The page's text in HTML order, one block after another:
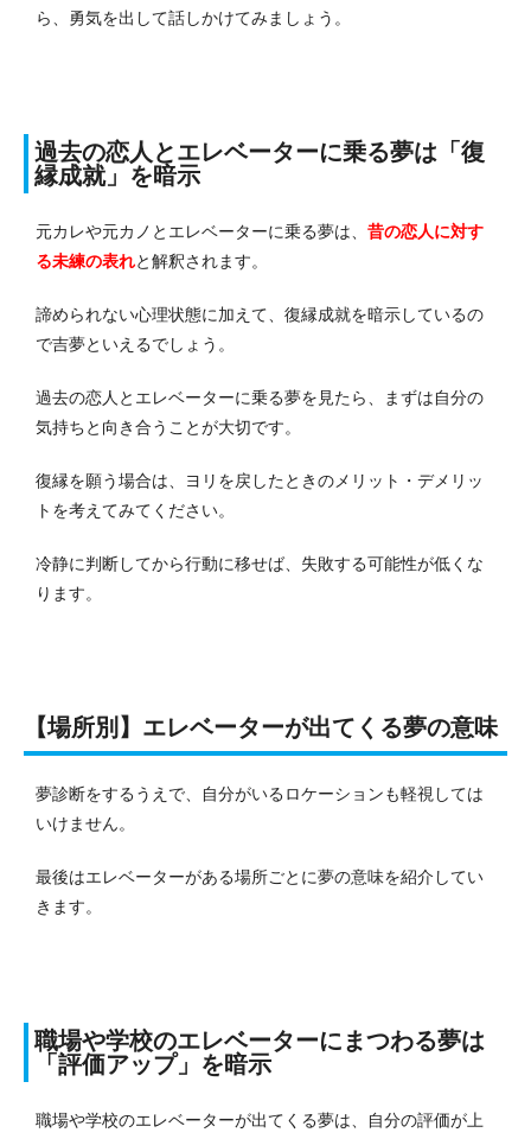
ら、勇気を出して話しかけてみましょう。
過去の恋人とエレベーターに乗る夢は「復
縁成就」を暗示
元カレや元カノとエレベーターに乗る夢は、 昔の恋人に対す
る未練の表れと解釈されます。
諦められない心理状態に加えて、復縁成就を暗示しているの
で吉夢といえるでしょう。
過去の恋人とエレベーターに乗る夢を見たら、まずは自分の
気持ちと向き合うことが大切です。
復縁を願う場合は、ヨリを戻したときのメリット・デメリッ
トを考えてみてください。
冷静に判断してから行動に移せば、失敗する可能性が低くな
ります。
【場所別】エレベーターが出てくる夢の意味
夢診断をするうえで、自分がいるロケーションも軽視しては
いけません。
最後はエレベーターがある場所ごとに夢の意味を紹介してい
きます。
職場や学校のエレベーターにまつわる夢は
「評価アップ」を暗示
職場や学校のエレベーターが出てくる夢は、自分の評価が上